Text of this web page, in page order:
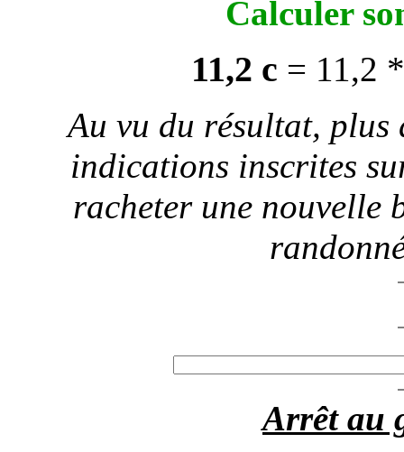
Calculer
11,2 c = 11,2
Au vu du résultat, plus
indications inscrites
racheter une nouvelle
Arrêt au